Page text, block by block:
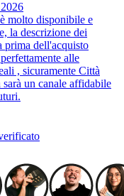
molto disponibile e
la descrizione dei
prima dell'acquisto
alle
, sicuramente Città
sarà un canale affidabile